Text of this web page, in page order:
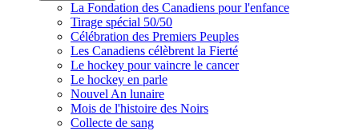
La Fondation des Canadiens pour l'enfance
Tirage spécial 50/50
Célébration des Premiers Peuples
Les Canadiens célèbrent la Fierté
Le hockey pour vaincre le cancer
Le hockey en parle
Nouvel An lunaire
Mois de l'histoire des Noirs
Collecte de sang